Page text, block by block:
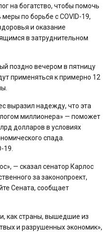
на богатство, чтобы помочь
по борьбе с COVID-19,
и оказание
в затруднительном
поздно вечером в пятницу
применяться к примерно 12
выразил надежду, что эта
миллионера» — поможет
долларов в условиях
спада.
19.
— сказал сенатор Карлос
за законопроект,
Сената, сообщает
как страны, вышедшие из
и разрушенных экономик»,